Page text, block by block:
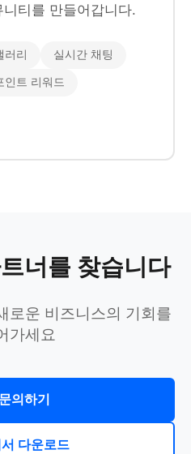
티를 만들어갑니다.
러리 실시간 채팅
인트 리워드
너를 찾습니다
로운 비즈니스의 기회를
가세요
의하기
다운로드